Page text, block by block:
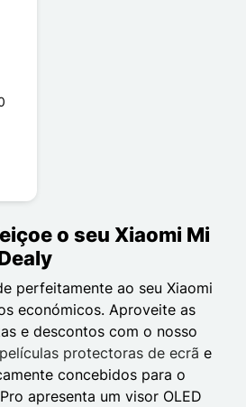
o seu Xiaomi Mi
perfeitamente ao seu Xiaomi
económicos. Aproveite as
e descontos com o nosso
películas protectoras de ecrã e
concebidos para o
apresenta um visor OLED